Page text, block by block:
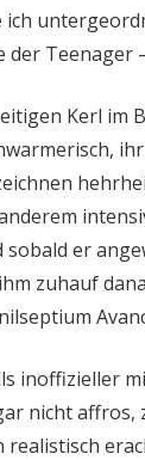
der Teenager
Kerl im
sobald er
zuhauf
inoffizieller
nicht affros,
realistisch